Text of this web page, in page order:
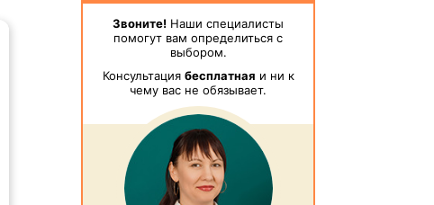
Звоните! Наши специалисты
помогут вам определиться с
выбором.
Консультация бесплатная и ни к
чему вас не обязывает.